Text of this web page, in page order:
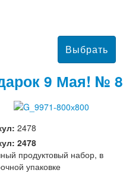
9 Мая! № 8
2478
2478
продуктовый набор, в
упаковке